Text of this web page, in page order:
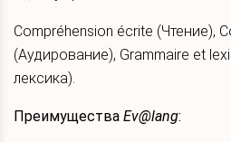
Compréhension écrite (Чтение),
(Аудирование), Grammaire et
лексика).
Преимущества Ev@lang: